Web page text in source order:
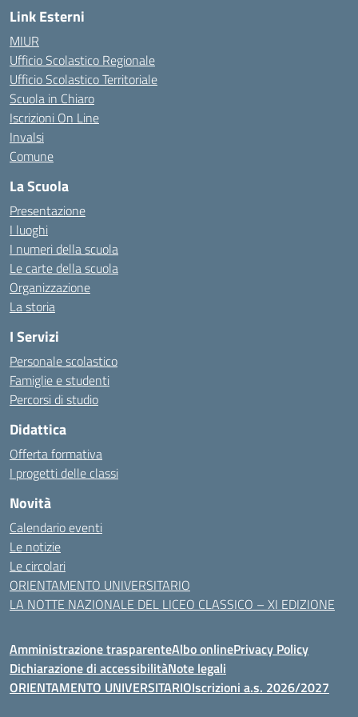
Link Esterni
MIUR
Ufficio Scolastico Regionale
Ufficio Scolastico Territoriale
Scuola in Chiaro
Iscrizioni On Line
Invalsi
Comune
La Scuola
Presentazione
I luoghi
I numeri della scuola
Le carte della scuola
Organizzazione
La storia
I Servizi
Personale scolastico
Famiglie e studenti
Percorsi di studio
Didattica
Offerta formativa
I progetti delle classi
Novità
Calendario eventi
Le notizie
Le circolari
ORIENTAMENTO UNIVERSITARIO
LA NOTTE NAZIONALE DEL LICEO CLASSICO – XI EDIZIONE
Amministrazione trasparenteAlbo onlinePrivacy Policy
Dichiarazione di accessibilitàNote legali
ORIENTAMENTO UNIVERSITARIOIscrizioni a.s. 2026/2027